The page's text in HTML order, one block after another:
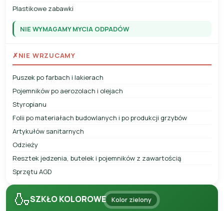
Plastikowe zabawki
NIE WYMAGAMY MYCIA ODPADÓW
✗NIE WRZUCAMY
Puszek po farbach i lakierach
Pojemników po aerozolach i olejach
Styropianu
Folii po materiałach budowlanych i po produkcji grzybów
Artykułów sanitarnych
Odzieży
Resztek jedzenia, butelek i pojemników z zawartością
Sprzętu AGD
🍶SZKŁO KOLOROWE Kolor zielony